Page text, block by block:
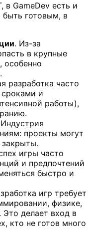
в GameDev есть и
готовым, в
. Из-за
в крупные
особенно
разработка часто
и
работы),
проекты могут
игры часто
и предпочтений
быстро и
игр требует
физике,
делает вход в
кто не готов много